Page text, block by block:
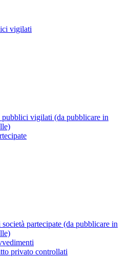
vigilati
pubblici vigilati (da pubblicare in
partecipate (da pubblicare in
privato controllati